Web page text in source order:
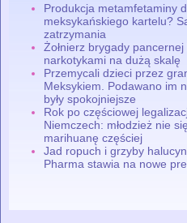
Produkcja metamfetaminy
meksykańskiego kartelu?
zatrzymania
Żołnierz brygady pancernej
narkotykami na dużą skalę
Przemycali dzieci przez
Meksykiem. Podawano im
były spokojniejsze
Rok po częściowej
Niemczech: młodzież nie
marihuanę częściej
Jad ropuch i grzyby
Pharma stawia na nowe